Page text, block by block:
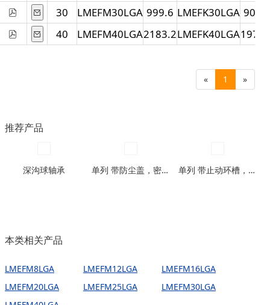
30
LMEFM30LGA 999.6 LMEFK30LGA 904.6
40
LMEFM40LGA2183.2LMEFK40LGA
« 1 »
推荐产品
深沟球轴承 单列 带防尘盖，密封圈型 单列 带止动环槽，带止动环槽及防尘盖型
本类相关产品
LMEFM8LGA LMEFM12LGA
LMEFM16LGA
LMEFM20LGA
LMEFM25LGA
LMEFM30LGA